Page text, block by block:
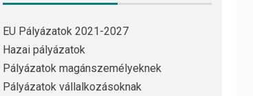
EU Pályázatok 2021-2027
Hazai pályázatok
Pályázatok magánszemélyeknek
Pályázatok vállalkozásoknak